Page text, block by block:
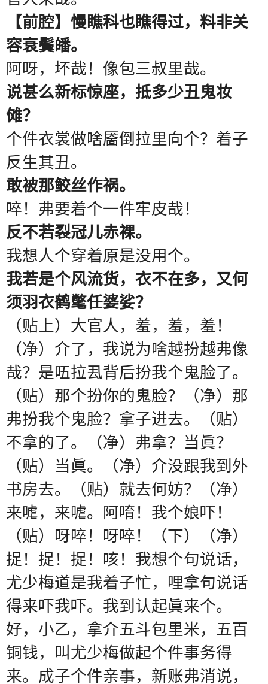
【前腔】慢瞧科也瞧得过，料非关
容衰鬓皤。
阿呀， 坏哉 ！ 像包三叔里哉。
说甚么新标惊座，抵多少丑鬼妆
傩？
个件衣裳做啥靥倒拉里向个？着子
反生其丑。
敢被那鲛丝作祸。
啐！弗要着个一件牢皮哉！
反不若裂冠儿赤裸。
我想人个穿着原是没用个。
我若是个风流货，衣不在多，又何
须羽衣鹤氅任婆娑？
（贴上）大官人，羞，羞，羞！
（净）介了，我说为啥越扮越弗像
哉？是㕶拉厾背后扮我个鬼脸了。
（贴）那个扮你的鬼脸？（净）那
弗扮我个鬼脸？拿子进去。（贴）
不拿的了。（净）弗拿？当眞？
（贴）当眞。（净）介没跟我到外
书房去。（贴）就去何妨？（净）
来㖸，来㖸。阿唷！我个娘吓！
（贴）呀啐！呀啐！（下）（净）
捉！捉！捉！咳！我想个句说话，
尤少梅道是我着子忙，哩拿句说话
得来吓我吓。我到认起眞来个。
好，小乙，拿介五斗包里米，五百
铜钱，叫尤少梅做起个件事务得
来。成子个件亲事，新账弗消说，